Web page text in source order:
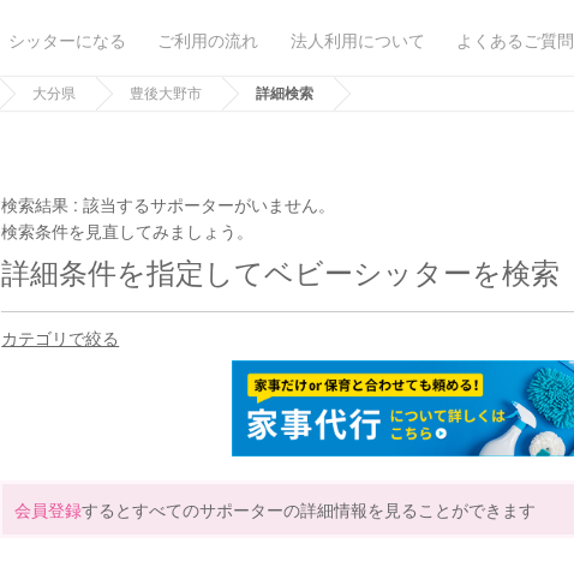
シッターになる ご利用の流れ 法人利用について よくあるご質問
大分県 豊後大野市 詳細検索
検索結果 :該当するサポーターがいません。
検索条件を見直してみましょう。
詳細条件を指定してベビーシッターを検索
カテゴリで絞る
会員登録するとすべてのサポーターの詳細情報を見ることができます